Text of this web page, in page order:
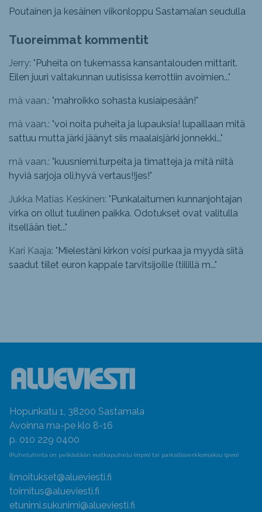
Poutainen ja kesäinen viikonloppu Sastamalan seudulla
Tuoreimmat kommentit
Jerry: "Puheita on tukemassa kansantalouden mittarit.
Eilen juuri valtakunnan uutisissa kerrottiin avoimien..."
mä vaan.: "mahroikko sohasta kusiaipesään!"
mä vaan.: "voi noita puheita ja lupauksia! lupaillaan mitä
sattuu mutta järki jäänyt siis maalaisjärki jonnekki..."
mä vaan.: "kuusniemi.turpeita ja timatteja ja mitä niitä
hyviä sarjoja oli,hyvä vertaus!!jes!"
Jukka Matias Keskinen: "Punkalaitumen kunnanjohtajan
virka on ollut tuulinen paikka. Odotukset ovat valitulla
itsellään tiet..."
Kari Kaaja: "Mielestäni kirkon voisi purkaa ja myydä siitä
saadut tiilet euron kappale tarvitsijoille (tiilillä m..."
Hopunkatu 1, 38200 Sastamala
Avoinna ma-pe klo 8-16
p. 010 229 0400
(Puheluhinta on pelkästään matkapuhelu (mpm) tai paikallisverkkomaksu (pvm)
ilmoitukset@alueviesti.fi
toimitus@alueviesti.fi
etunimi.sukunimi@alueviesti.fi